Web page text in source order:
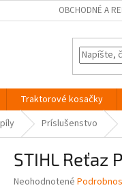
OBCHODNÉ A
Traktorové kosačky
Príslušenstvo
STIHL Reťaz
Priemerné
Neohodnotené